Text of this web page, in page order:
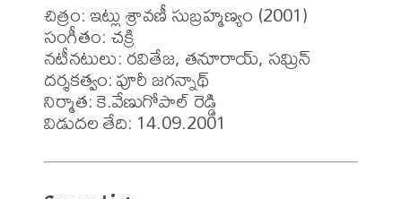
చిత్రం: ఇట్లు శ్రావణీ సుబ్రహ్మణ్యం (2001)
సంగీతం: చక్రి
నటీనటులు: రవితేజ, తనూరాయ్, సమ్రిన్
దర్శకత్వం: పూరీ జగన్నాథ్
నిర్మాత: కె.వేణుగోపాల్ రెడ్డి
విడుదల తేది: 14.09.2001